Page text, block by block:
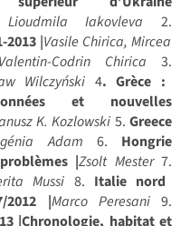
Lioudmila Iakovleva 2.
2013 |Vasile Chirica, Mircea
Codrin Chirica 3.
Wilczyński 4. Grèce :
et nouvelles
K. Kozlowski 5. Greece
Adam 6. Hongrie
|Zsolt Mester7.
Mussi 8. Italie nord
2012 |Marco Peresani9.
|Chronologie, habitat et